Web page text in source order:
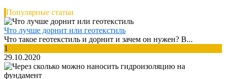
Популярные статьи
Что лучше дорнит или геотекстиль
Что такое геотекстиль и дорнит и зачем он нужен? В...
1
29.10.2020